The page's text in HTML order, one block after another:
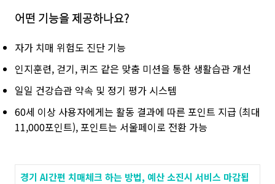
어떤 기능을 제공하나요?
자가 치매 위험도 진단 기능
인지훈련, 걷기, 퀴즈 같은 맞춤 미션을 통한 생활습관 개선
일일 건강습관 약속 및 정기 평가 시스템
60세 이상 사용자에게는 활동 결과에 따른 포인트 지급 (최대
11,000포인트), 포인트는 서울페이로 전환 가능
경기 AI간편 치매체크 하는 방법, 예산 소진시 서비스 마감됩